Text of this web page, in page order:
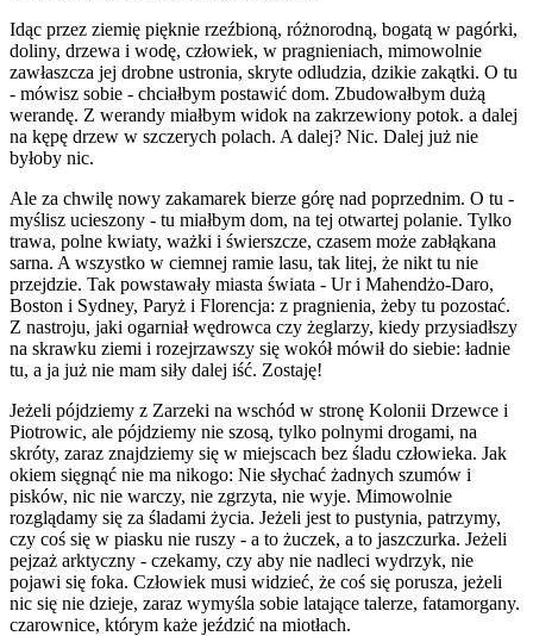
Idąc przez ziemię pięknie rzeźbioną, różnorodną, bogatą w pagórki,
doliny, drzewa i wodę, człowiek, w pragnieniach, mimowolnie
zawłaszcza jej drobne ustronia, skryte odludzia, dzikie zakątki. O tu
- mówisz sobie - chciałbym postawić dom. Zbudowałbym dużą
werandę. Z werandy miałbym widok na zakrzewiony potok. a dalej
na kępę drzew w szczerych polach. A dalej? Nic. Dalej już nie
byłoby nic.
Ale za chwilę nowy zakamarek bierze górę nad poprzednim. O tu -
myślisz ucieszony - tu miałbym dom, na tej otwartej polanie. Tylko
trawa, polne kwiaty, ważki i świerszcze, czasem może zabłąkana
sarna. A wszystko w ciemnej ramie lasu, tak litej, że nikt tu nie
przejdzie. Tak powstawały miasta świata - Ur i Mahendżo-Daro,
Boston i Sydney, Paryż i Florencja: z pragnienia, żeby tu pozostać.
Z nastroju, jaki ogarniał wędrowca czy żeglarzy, kiedy przysiadłszy
na skrawku ziemi i rozejrzawszy się wokół mówił do siebie: ładnie
tu, a ja już nie mam siły dalej iść. Zostaję!
Jeżeli pójdziemy z Zarzeki na wschód w stronę Kolonii Drzewce i
Piotrowic, ale pójdziemy nie szosą, tylko polnymi drogami, na
skróty, zaraz znajdziemy się w miejscach bez śladu człowieka. Jak
okiem sięgnąć nie ma nikogo: Nie słychać żadnych szumów i
pisków, nic nie warczy, nie zgrzyta, nie wyje. Mimowolnie
rozglądamy się za śladami życia. Jeżeli jest to pustynia, patrzymy,
czy coś się w piasku nie ruszy - a to żuczek, a to jaszczurka. Jeżeli
pejzaż arktyczny - czekamy, czy aby nie nadleci wydrzyk, nie
pojawi się foka. Człowiek musi widzieć, że coś się porusza, jeżeli
nic się nie dzieje, zaraz wymyśla sobie latające talerze, fatamorgany.
czarownice, którym każe jeździć na miotłach.